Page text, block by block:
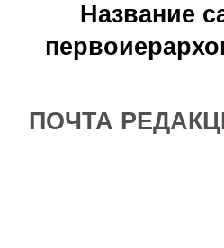
Название
ПОЧТА